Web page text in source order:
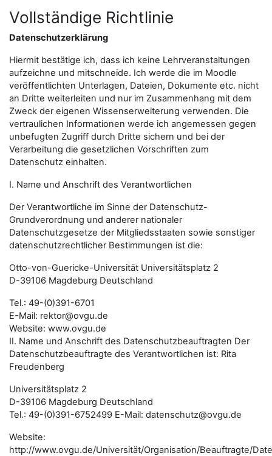
Vollständige Richtlinie
Datenschutzerklärung
Hiermit bestätige ich, dass ich keine Lehrveranstaltungen
aufzeichne und mitschneide. Ich werde die im Moodle
veröffentlichten Unterlagen, Dateien, Dokumente etc. nicht
an Dritte weiterleiten und nur im Zusammenhang mit dem
Zweck der eigenen Wissenserweiterung verwenden. Die
vertraulichen Informationen werde ich angemessen gegen
unbefugten Zugriff durch Dritte sichern und bei der
Verarbeitung die gesetzlichen Vorschriften zum
Datenschutz einhalten.
I. Name und Anschrift des Verantwortlichen
Der Verantwortliche im Sinne der Datenschutz-
Grundverordnung und anderer nationaler
Datenschutzgesetze der Mitgliedsstaaten sowie sonstiger
datenschutzrechtlicher Bestimmungen ist die:
Otto-von-Guericke-Universität Universitätsplatz 2
D-39106 Magdeburg Deutschland
Tel.: 49-(0)391-6701
E-Mail: rektor@ovgu.de
Website: www.ovgu.de
II. Name und Anschrift des Datenschutzbeauftragten Der
Datenschutzbeauftragte des Verantwortlichen ist: Rita
Freudenberg
Universitätsplatz 2
D-39106 Magdeburg Deutschland
Tel.: 49-(0)391-6752499 E-Mail: datenschutz@ovgu.de
Website:
http://www.ovgu.de/Universität/Organisation/Beauftragte/